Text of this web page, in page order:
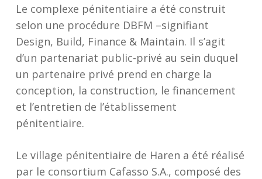
Le complexe pénitentiaire a été construit
selon une procédure DBFM –signifiant
Design, Build, Finance & Maintain. Il s’agit
d’un partenariat public-privé au sein duquel
un partenaire privé prend en charge la
conception, la construction, le financement
et l’entretien de l’établissement
pénitentiaire.
Le village pénitentiaire de Haren a été réalisé
par le consortium Cafasso S.A., composé des